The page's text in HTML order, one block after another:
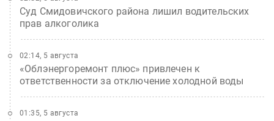
Суд Смидовичского района лишил водительских
прав алкоголика
«Облэнергоремонт плюс» привлечен к
ответственности за отключение холодной воды
02:14, 5 августа
01:35, 5 августа